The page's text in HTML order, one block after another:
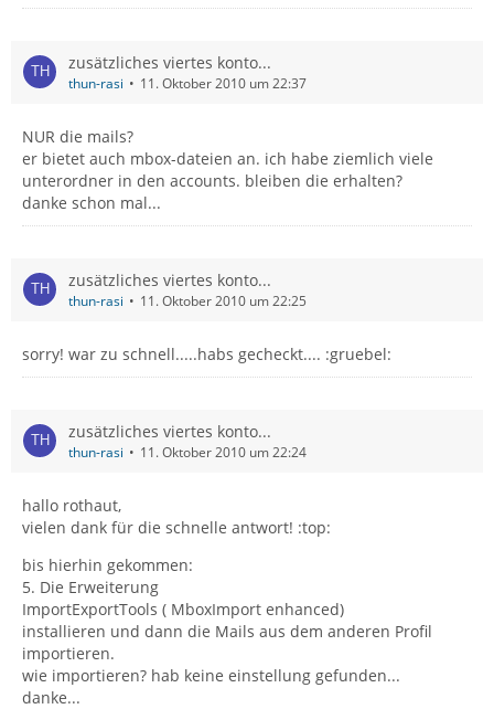
zusätzliches viertes konto...
thun-rasi 11. Oktober 2010 um 22:37
NUR die mails?
er bietet auch mbox-dateien an. ich habe ziemlich viele
unterordner in den accounts. bleiben die erhalten?
danke schon mal...
zusätzliches viertes konto...
thun-rasi 11. Oktober 2010 um 22:25
sorry! war zu schnell.....habs gecheckt.... :gruebel:
zusätzliches viertes konto...
thun-rasi 11. Oktober 2010 um 22:24
hallo rothaut,
vielen dank für die schnelle antwort! :top:
bis hierhin gekommen:
5. Die Erweiterung
ImportExportTools ( MboxImport enhanced)
installieren und dann die Mails aus dem anderen Profil
importieren.
wie importieren? hab keine einstellung gefunden...
danke...